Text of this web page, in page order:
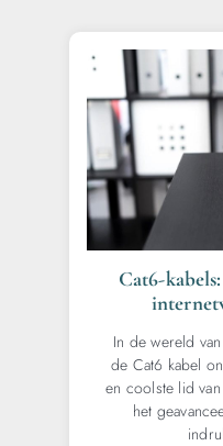
Cat6-
In de wereld
de Cat6 kabel
en coolste lid
het